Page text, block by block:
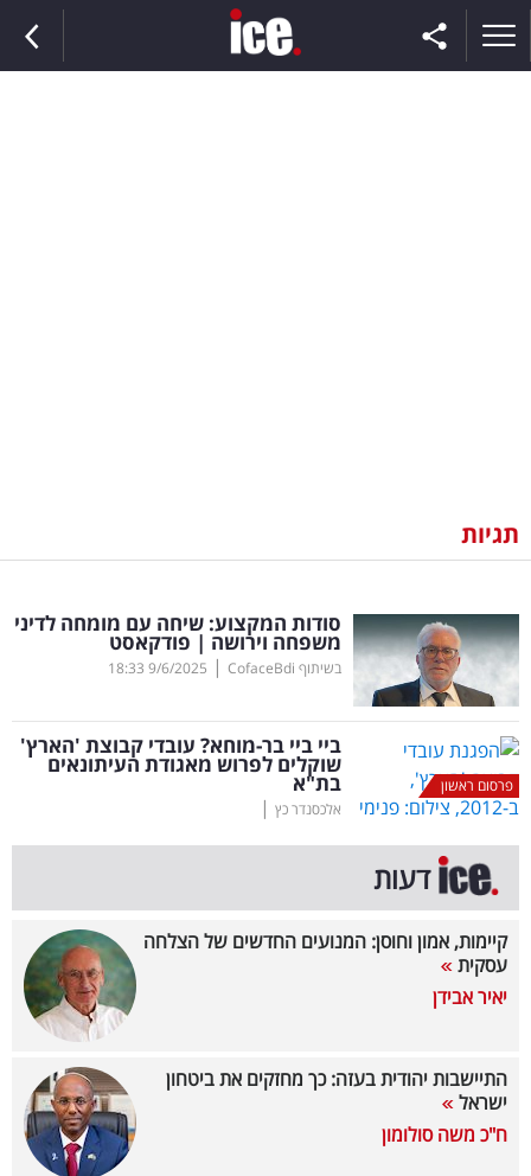
וצרכנות
דיגיטל
וטק
שיווק
ופרסום
משפט
מדדים
ומחקרים
דעות
קריפטו
תגיות
סודות המקצוע: שיחה עם מומחה לדיני
משפחה וירושה | פודקאסט
בשיתוף CofaceBdi |
9/6/2025
18:33
פרסום ראשון
ביי ביי בר-מוחא? עובדי קבוצת 'הארץ'
שוקלים לפרוש מאגודת העיתונאים
בת"א
אלכסנדר כץ |
דעות
קיימות, אמון וחוסן: המנועים החדשים של הצלחה
עסקית
יאיר אבידן
התיישבות יהודית בעזה: כך מחזקים את ביטחון
ישראל
ח"כ משה סולומון